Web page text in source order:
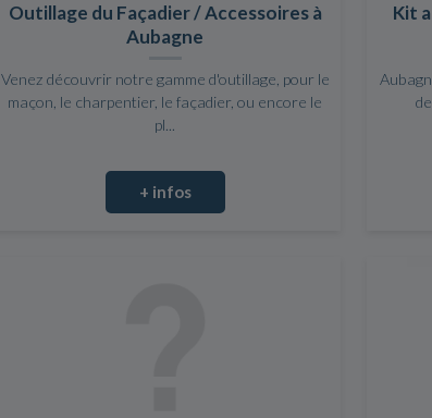
Outillage du Façadier / Accessoires à
Aubagne
Venez découvrir notre gamme d'outillage, pour le
maçon, le charpentier, le façadier, ou encore le
pl...
+ infos
Kit